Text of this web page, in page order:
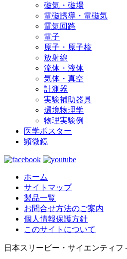
磁気・磁場
電磁誘導・電磁気
電気回路
電子
原子・原子核
放射線
流体・液体
気体・真空
計測器
実験補助器具
環境物理学
物理実験例
医学ポスター
顕微鏡
ホーム
サイトマップ
製品一覧
お問合せ方法のご案内
個人情報保護方針
このサイトについて
日本スリービー・サイエンティフ